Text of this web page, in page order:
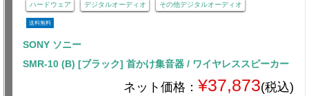
ハードウェア デジタルオーディオ その他デジタルオーディオ
送料無料
SONY ソニー
SMR-10 (B) [ブラック] 首かけ集音器 / ワイヤレススピーカー
ネット価格： ¥37,873(税込)